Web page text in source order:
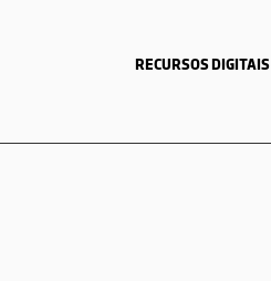
RECURSOS DIGITAIS